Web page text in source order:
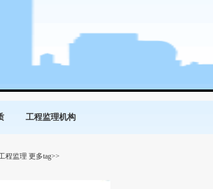
工程监理机构
程监理 更多tag>>